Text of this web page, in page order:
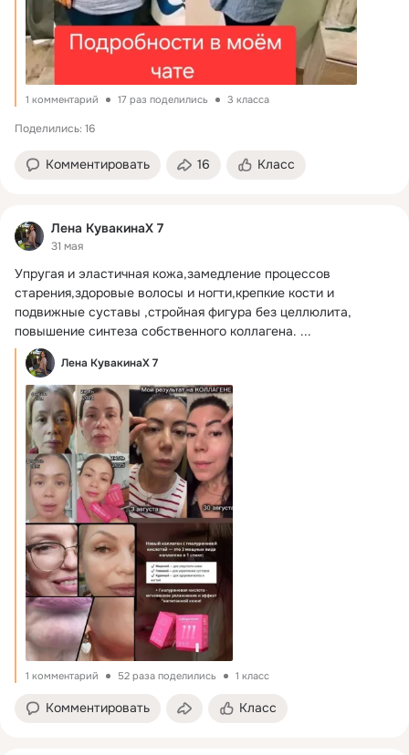
1 комментарий 17 раз поделились 3 класса
Поделились: 16
Комментировать 16 Класс
Лена КувакинаХ 7
31 мая
Упругая и эластичная кожа,замедление процессов
старения,здоровые волосы и ногти,крепкие кости и
подвижные суставы ,стройная фигура без целлюлита,
повышение синтеза собственного коллагена. ...
Лена КувакинаХ 7
1 комментарий 52 раза поделились 1 класс
Комментировать Класс